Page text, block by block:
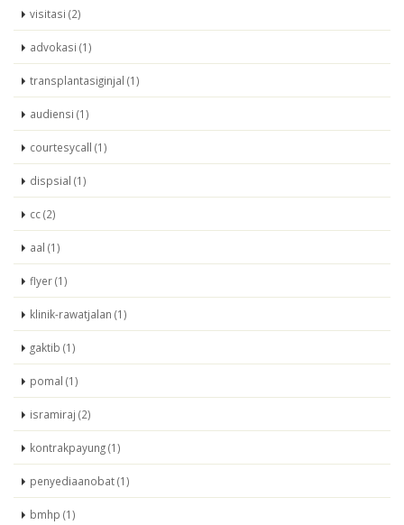
visitasi (2)
advokasi (1)
transplantasiginjal (1)
audiensi (1)
courtesycall (1)
dispsial (1)
cc (2)
aal (1)
flyer (1)
klinik-rawatjalan (1)
gaktib (1)
pomal (1)
isramiraj (2)
kontrakpayung (1)
penyediaanobat (1)
bmhp (1)